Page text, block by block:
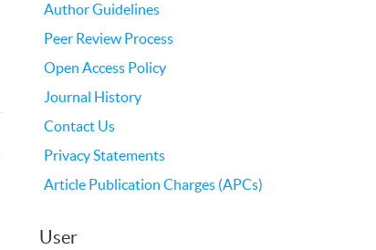
Author Guidelines
Peer Review Process
Open Access Policy
Journal History
Contact Us
Privacy Statements
Article Publication Charges (APCs)
User